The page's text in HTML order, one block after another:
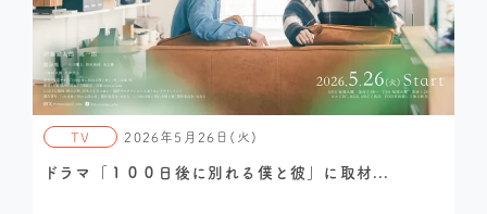
TV 2026年5月26日(火)
ドラマ「１００日後に別れる僕と彼」に取材...